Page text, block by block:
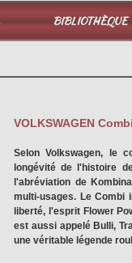
BIBLIOTHÈQUE
VOLKSWAGEN
Selon Volkswagen, le
longévité de l'histoire
l'abréviation de
multi-usages. Le Combi
liberté, l'esprit Flower
est aussi appelé Bulli,
une véritable légende